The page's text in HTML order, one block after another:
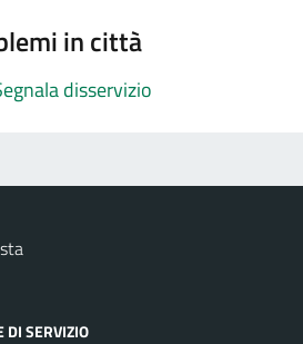
in città
disservizio
DI SERVIZIO